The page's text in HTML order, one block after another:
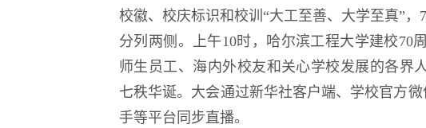
校徽、校庆标识和校训“大工至善、大学至真”
分列两侧。上午10时，哈尔滨工程大学建校70
师生员工、海内外校友和关心学校发展的各界
七秩华诞。大会通过新华社客户端、学校官方
手等平台同步直播。